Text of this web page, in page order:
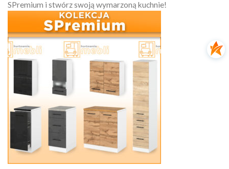
SPremium i stwórz swoją wymarzoną kuchnie!